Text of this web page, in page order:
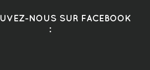
NOUS SUR FACEBOOK
: